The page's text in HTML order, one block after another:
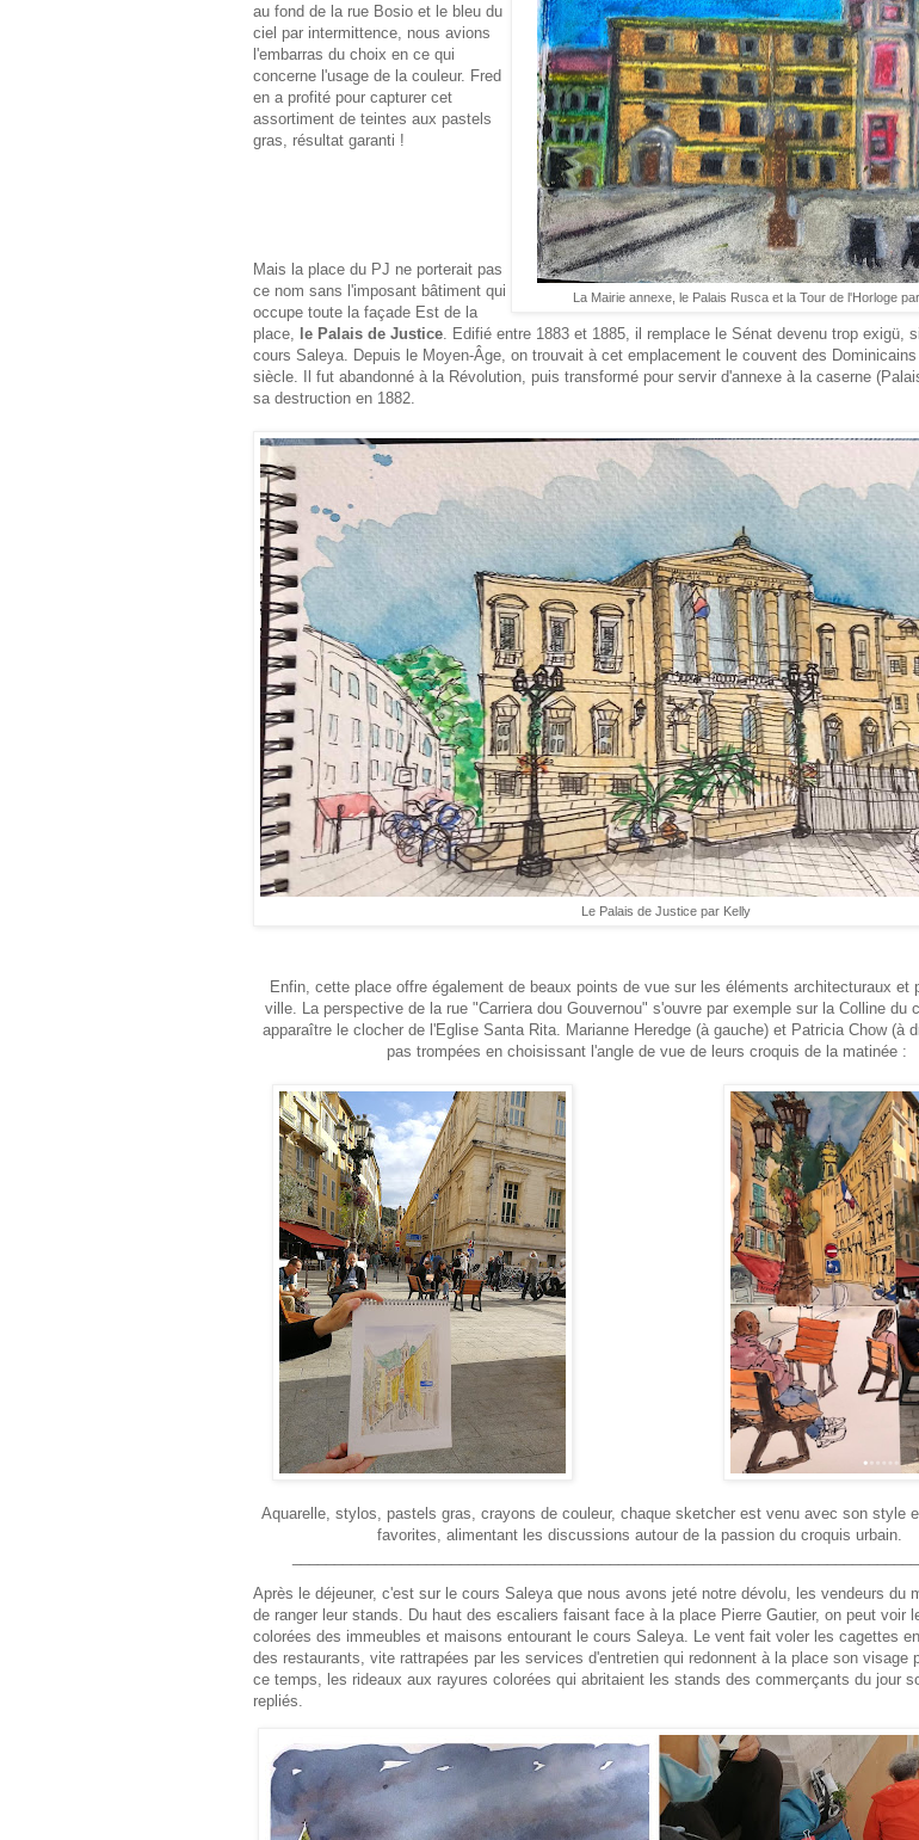
La Mairie annexe, le Palais Rusca et la Tour de l'Horloge
au fond de la rue Bosio et le bleu du
ciel par intermittence, nous avions
l'embarras du choix en ce qui
concerne l'usage de la couleur. Fred
en a profité pour capturer cet
assortiment de teintes aux pastels
gras, résultat garanti !
Mais la place du PJ ne porterait pas
ce nom sans l'imposant bâtiment qui
occupe toute la façade Est de la
place,
le Palais de Justice
Edifié entre 1883 et 1885, il remplace le Sénat devenu trop exigü,
cours Saleya. Depuis le Moyen-Âge, on trouvait à cet emplacement le couvent des
siècle. Il fut abandonné à la Révolution, puis transformé pour servir d'annexe à la caserne
sa destruction en 1882.
Le Palais de Justice par Kelly
Enfin, cette place offre également de beaux points de vue sur les éléments architecturaux et
ville. La perspective de la rue "Carriera dou Gouvernou" s'ouvre par exemple sur la Colline du
apparaître le clocher de l'Eglise Santa Rita. Marianne Heredge (à gauche) et Patricia Chow (à
pas trompées en choisissant l'angle de vue de leurs croquis de la matinée :
Aquarelle, stylos, pastels gras, crayons de couleur, chaque sketcher est venu avec son style
favorites, alimentant les discussions autour de la passion du croquis urbain.
Après le déjeuner, c'est sur le cours Saleya que nous avons jeté notre dévolu, les vendeurs du
de ranger leur stands. Du haut des escaliers faisant face à la place Pierre Gautier, on peut voir
colorées des immeubles et maisons entourant le cours Saleya. Le vent fait voler les cagettes
des restaurants, vite rattrapées par les services d'entretien qui redonnent à la place son visage
ce temps, les rideaux aux rayures colorées qui abritaient les stands des commerçants du jour
repliés.